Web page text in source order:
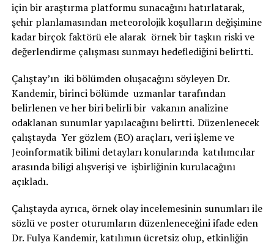
için bir araştırma platformu sunacağını hatırlatarak,
şehir planlamasından meteorolojik koşulların değişimine
kadar birçok faktörü ele alarak örnek bir taşkın riski ve
değerlendirme çalışması sunmayı hedeflediğini belirtti.
Çalıştay’ın iki bölümden oluşacağını söyleyen Dr.
Kandemir, birinci bölümde uzmanlar tarafından
belirlenen ve her biri belirli bir vakanın analizine
odaklanan sunumlar yapılacağını belirtti. Düzenlenecek
çalıştayda Yer gözlem (EO) araçları, veri işleme ve
Jeoinformatik bilimi detayları konularında katılımcılar
arasında biligi alışverişi ve işbirliğinin kurulacağını
açıkladı.
Çalıştayda ayrıca, örnek olay incelemesinin sunumları ile
sözlü ve poster oturumların düzenleneceğini ifade eden
Dr. Fulya Kandemir, katılımın ücretsiz olup, etkinliğin